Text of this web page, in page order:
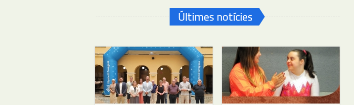
Últimes notícies